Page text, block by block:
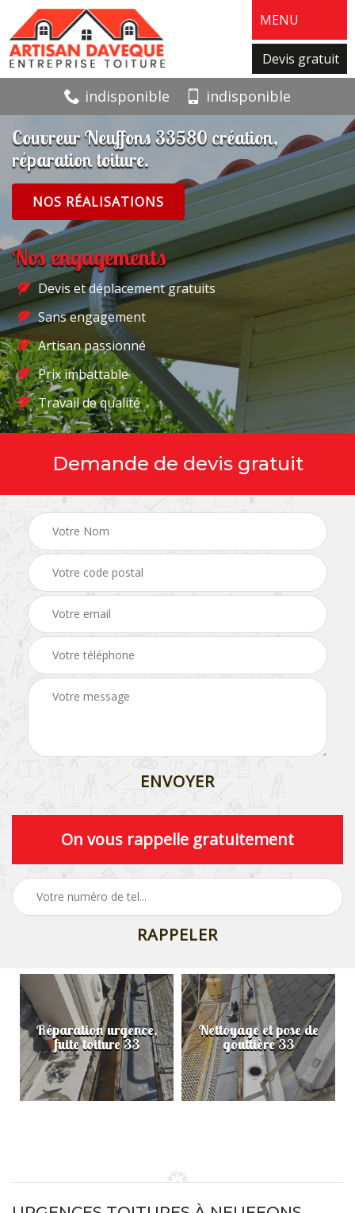
MENU
Devis gratuit
indisponible indisponible
Couvreur Neuffons 33580 création,
réparation toiture.
NOS RÉALISATIONS
Nos engagements
Devis et déplacement gratuits
Sans engagement
Artisan passionné
Prix imbattable
Travail de qualité
Demande de devis gratuit
On vous rappelle gratuitement
Réparation urgence,
fuite toiture 33
Nettoyage et pose de
gouttière 33